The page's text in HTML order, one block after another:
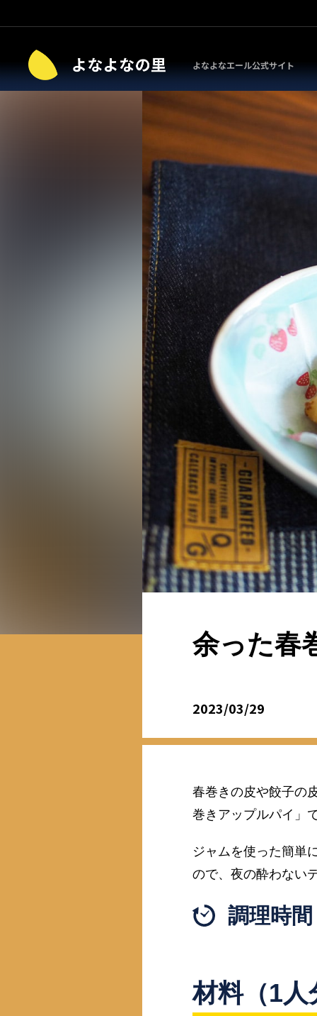
よなよなエール公式サイト
余った春
2023/03/29
春巻きの皮や餃子の
巻きアップルパイ」
ジャムを使った簡単
ので、夜の酔わない
調理時
材料（1人